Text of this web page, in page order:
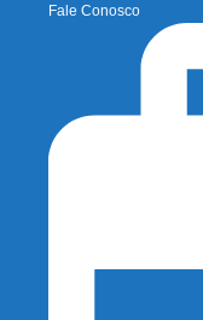
Fale Conosco